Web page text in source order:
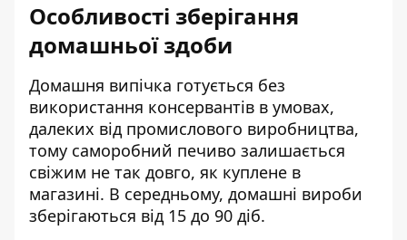
Особливості зберігання
домашньої здоби
Домашня випічка готується без
використання консервантів в умовах,
далеких від промислового виробництва,
тому саморобний печиво залишається
свіжим не так довго, як куплене в
магазині. В середньому, домашні вироби
зберігаються від 15 до 90 діб.